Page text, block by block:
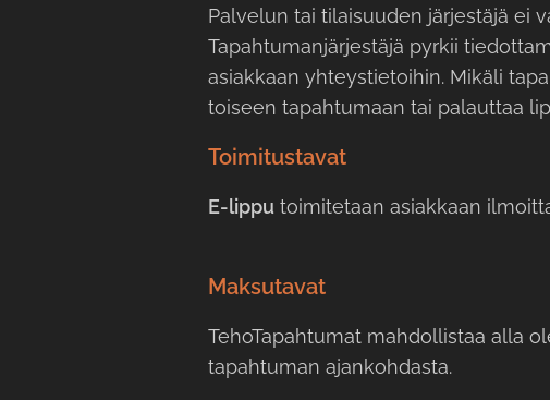
Palvelun tai tilaisuuden järjestäjä ei
Tapahtumanjärjestäjä pyrkii
asiakkaan yhteystietoihin. Mikäli
toiseen tapahtumaan tai palauttaa
Toimitustavat
E-lippu toimitetaan asiakkaan
Maksutavat
TehoTapahtumat mahdollistaa alla
tapahtuman ajankohdasta.